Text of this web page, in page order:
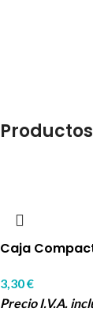
Caja
3,30€
Precio I.V.A.